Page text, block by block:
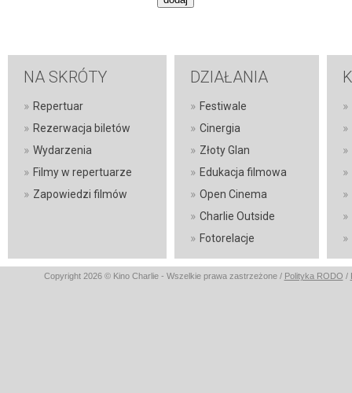
NA SKRÓTY
» Repertuar
» Rezerwacja biletów
» Wydarzenia
» Filmy w repertuarze
» Zapowiedzi filmów
DZIAŁANIA
» Festiwale
» Cinergia
» Złoty Glan
» Edukacja filmowa
» Open Cinema
» Charlie Outside
» Fotorelacje
»
»
»
»
»
»
»
Copyright 2026 © Kino Charlie - Wszelkie prawa zastrzeżone / Polityka RODO /